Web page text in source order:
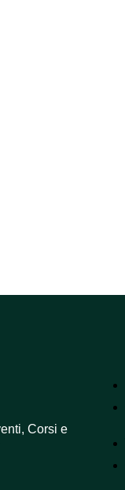
Corsi e